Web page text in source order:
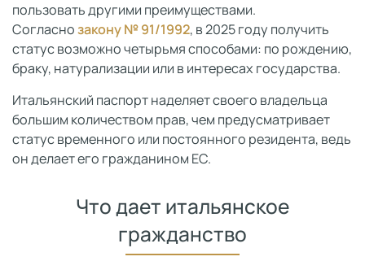
пользовать другими преимуществами.
Согласнозакону № 91/1992, в 2025 году получить
статус возможно четырьмя способами: по рождению,
браку, натурализации или в интересах государства.
Итальянский паспорт наделяет своего владельца
большим количеством прав, чем предусматривает
статус временного или постоянного резидента, ведь
он делает его гражданином ЕС.
Что дает итальянское
гражданство